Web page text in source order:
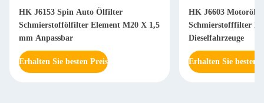
HK J6153 Spin Auto Ölfilter
Schmierstoffölfilter Element M20 X 1,5
mm Anpassbar
Erhalten Sie besten Preis
HK J6603
Schmierstofffilter
Dieselfahrzeuge
Erhalten Sie besten